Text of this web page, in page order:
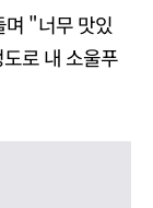
며 "너무 맛있
로 내 소울푸